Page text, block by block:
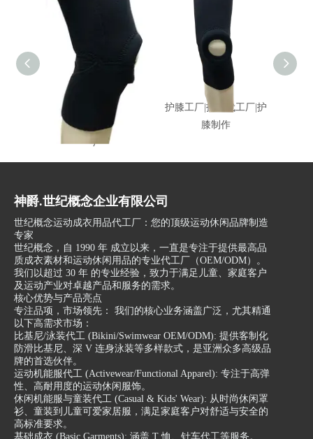
护膝新北市工厂|护膝淡
水区工厂|护膝大台北工
厂
护膝工厂|护膝代工厂|护
膝制作
神爵.世纪概念企业有限公司
世纪概念运动成衣用品代工厂：您的顶级运动休闲品牌制造
专家
世纪概念，自 1990 年 成立以来，一直是专注于提供最高品
质成衣素材和运动休闲用品的专业代工厂（OEM/ODM）。
我们以超过 30 年 的专业经验，致力于满足儿童、家庭客户
及运动产业对卓越产品和服务的需求。
核心优势与产品亮点
专注品项，市场领先： 我们的核心业务涵盖广泛，尤其精通
以下高需求市场：
比基尼/泳装代工 (Bikini/Swimwear OEM/ODM): 提供客制化
防滑比基尼、深 V 连身泳装等多样款式，是亚洲众多高级品
牌的首选伙伴。
运动机能服代工 (Activewear/Functional Apparel): 专注于高弹
性、高耐用度的运动休闲服饰。
休闲机能服与童装代工 (Casual & Kids' Wear): 从时尚休闲罩
衫、童装到儿童可爱家居服，满足家庭客户对舒适与安全的
高标准要求。
基础成衣 (Basic Garments): 涵盖 T 恤、针车代工等服务。